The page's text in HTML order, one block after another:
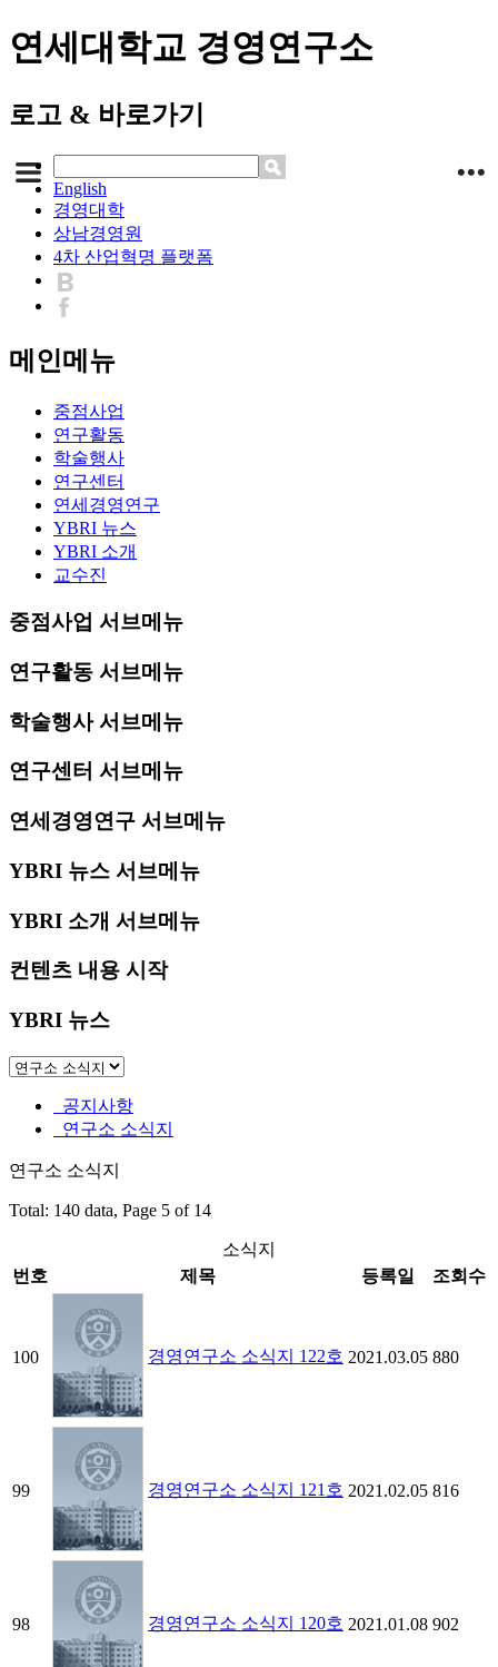
연세대학교 경영연구소
로고 & 바로가기
English
경영대학
상남경영원
4차 산업혁명 플랫폼
메인메뉴
중점사업
연구활동
학술행사
연구센터
연세경영연구
YBRI 뉴스
YBRI 소개
교수진
중점사업 서브메뉴
연구활동 서브메뉴
학술행사 서브메뉴
연구센터 서브메뉴
연세경영연구 서브메뉴
YBRI 뉴스 서브메뉴
YBRI 소개 서브메뉴
컨텐츠 내용 시작
YBRI 뉴스
공지사항
연구소 소식지
연구소 소식지
Total: 140 data, Page 5 of 14
소식지
번호
제목 등록일 조회수
100 경영연구소 소식지 122호 2021.03.05 880
99 경영연구소 소식지 121호 2021.02.05 816
98 경영연구소 소식지 120호 2021.01.08 902